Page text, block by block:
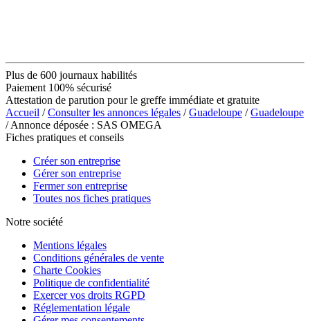
Plus de 600 journaux habilités
Paiement 100% sécurisé
Attestation de parution pour le greffe immédiate et gratuite
Accueil /Consulter les annonces légales /Guadeloupe /Guadeloupe
/ Annonce déposée : SAS OMEGA
Fiches pratiques et conseils
Créer son entreprise
Gérer son entreprise
Fermer son entreprise
Toutes nos fiches pratiques
Notre société
Mentions légales
Conditions générales de vente
Charte Cookies
Politique de confidentialité
Exercer vos droits RGPD
Réglementation légale